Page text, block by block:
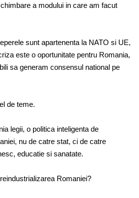
a modului in care am facut
sunt apartenenta la NATO si UE,
este o oportunitate pentru Romania,
sa generam consensul national pe
de teme.
legii, o politica inteligenta de
nu de catre stat, ci de catre
educatie si sanatate.
Romaniei?